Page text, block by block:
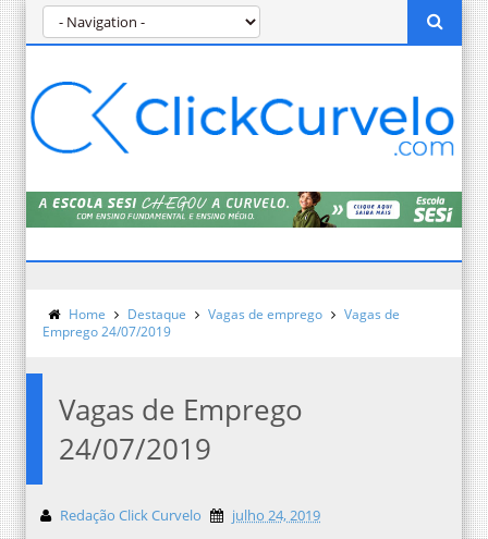
Home Destaque Vagas de emprego
Vagas de
Emprego 24/07/2019
Vagas de Emprego
24/07/2019
Redação Click Curvelo julho 24, 2019